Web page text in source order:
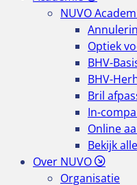
NUVO
Optiek
BHV-
BHV-
Bril
In-
Online
Bekijk
Over NUVO
Organisatie